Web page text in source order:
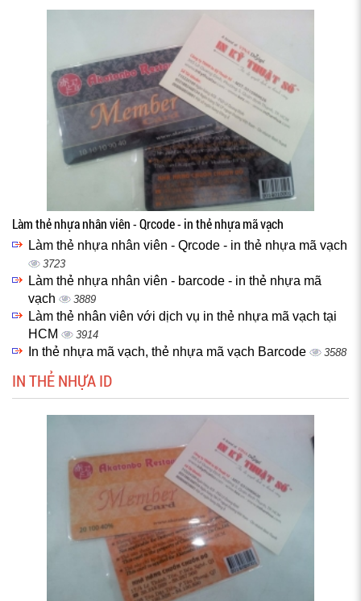
Làm thẻ nhựa nhân viên - Qrcode - in thẻ nhựa mã vạch
Làm thẻ nhựa nhân viên - Qrcode - in thẻ nhựa mã vạch
3723
Làm thẻ nhựa nhân viên - barcode - in thẻ nhựa mã
vạch
3889
Làm thẻ nhân viên với dịch vụ in thẻ nhựa mã vạch tại
HCM
3914
In thẻ nhựa mã vạch, thẻ nhựa mã vạch Barcode 3588
IN THẺ NHỰA ID